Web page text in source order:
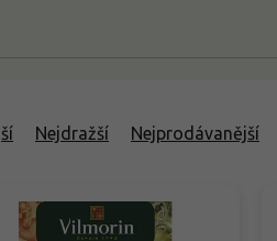
Nejdražší Nejprodávanější